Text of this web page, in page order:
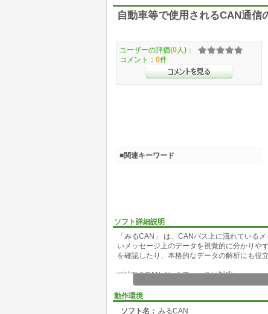
自動車等で使用されるCAN通信
ソフト詳細説明
「みるCAN」 は、CANバス上に流れている
いメッセージ上のデータを視覚的に分かりや
を確認したり、本格的なデータの解析にも役
※以下のCANインタフェースに対応
・LAWICEL社 CANUSB
・インタフェース社 CANインタフェースモ
（ドライバに GPC-4851 を用いるデバイ
動作環境
ソフト名： みるCAN
ユーザーの評価(0 人)：
コメント： 0件
■関連キーワード